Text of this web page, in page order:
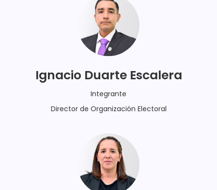
Ignacio Duarte Escalera
Integrante
Director de Organización Electoral